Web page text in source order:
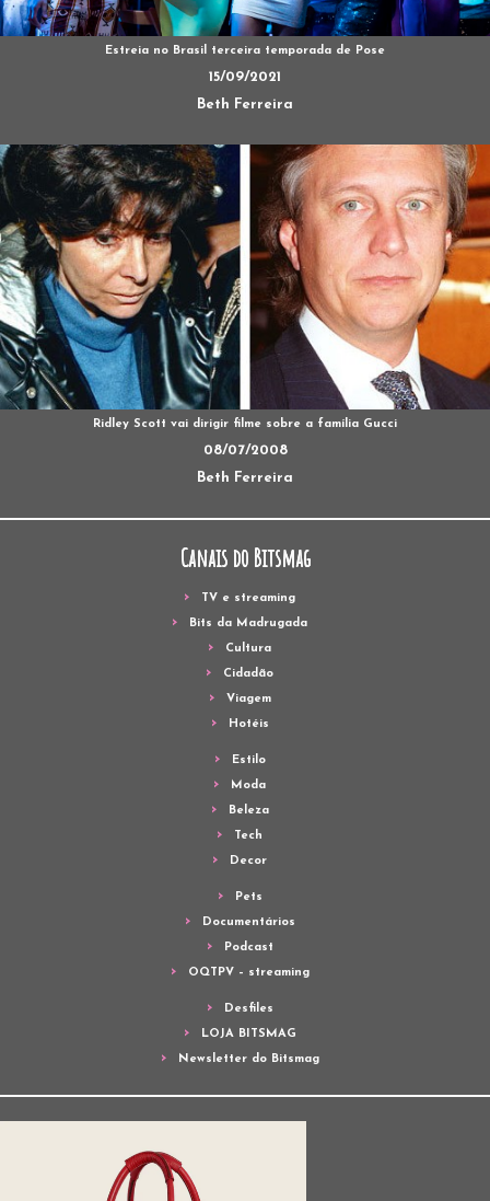
Estreia no Brasil terceira temporada de Pose
15/09/2021
Beth Ferreira
Ridley Scott vai dirigir filme sobre a família Gucci
08/07/2008
Beth Ferreira
Canais do Bitsmag
TV e streaming
Bits da Madrugada
Cultura
Cidadão
Viagem
Hotéis
Estilo
Moda
Beleza
Tech
Decor
Pets
Documentários
Podcast
OQTPV – streaming
Desfiles
LOJA BITSMAG
Newsletter do Bitsmag